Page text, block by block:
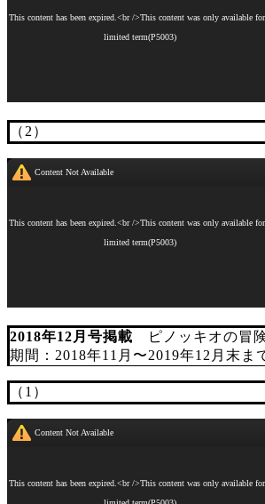
（2）
2018年12月号掲載 ピノッキオの冒
期間：2018年11月〜2019年12月末ま
（1）